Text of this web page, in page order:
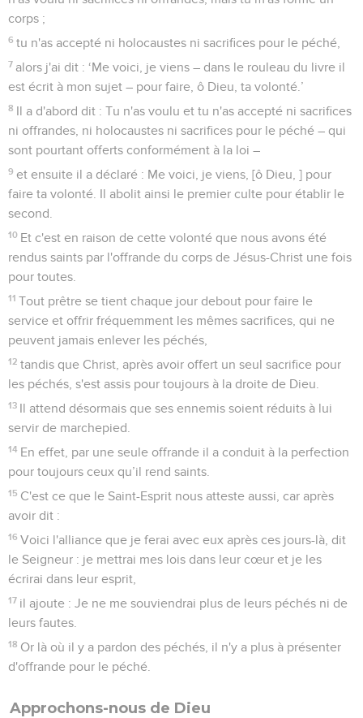
corps ;
6 tu n'as accepté ni holocaustes ni sacrifices pour le péché,
7 alors j'ai dit : ‘Me voici, je viens – dans le rouleau du livre il
est écrit à mon sujet – pour faire, ô Dieu, ta volonté.’
8 Il a d'abord dit : Tu n'as voulu et tu n'as accepté ni sacrifices
ni offrandes, ni holocaustes ni sacrifices pour le péché – qui
sont pourtant offerts conformément à la loi –
9 et ensuite il a déclaré : Me voici, je viens, [ô Dieu, ] pour
faire ta volonté. Il abolit ainsi le premier culte pour établir le
second.
10 Et c'est en raison de cette volonté que nous avons été
rendus saints par l'offrande du corps de Jésus-Christ une fois
pour toutes.
11 Tout prêtre se tient chaque jour debout pour faire le
service et offrir fréquemment les mêmes sacrifices, qui ne
peuvent jamais enlever les péchés,
12 tandis que Christ, après avoir offert un seul sacrifice pour
les péchés, s'est assis pour toujours à la droite de Dieu.
13 Il attend désormais que ses ennemis soient réduits à lui
servir de marchepied.
14 En effet, par une seule offrande il a conduit à la perfection
pour toujours ceux qu’il rend saints.
15 C'est ce que le Saint-Esprit nous atteste aussi, car après
avoir dit :
16 Voici l'alliance que je ferai avec eux après ces jours-là, dit
le Seigneur : je mettrai mes lois dans leur cœur et je les
écrirai dans leur esprit,
17 il ajoute : Je ne me souviendrai plus de leurs péchés ni de
leurs fautes.
18 Or là où il y a pardon des péchés, il n'y a plus à présenter
d'offrande pour le péché.
Approchons-nous de Dieu